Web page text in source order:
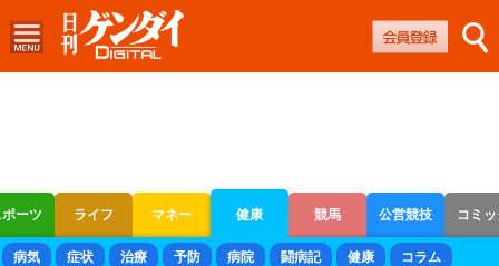
ーツ ライフ マネー 健康 競馬 公営競技 コミ
ボートレース 競輪 オートレース
病気 症状 治療 予防 病院 闘病記 健康 コラム